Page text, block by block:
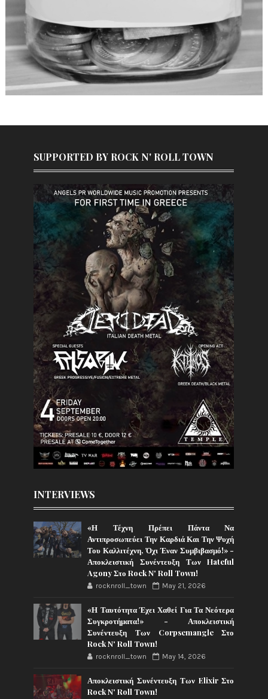
SUPPORTED BY ROCK N' ROLL TOWN
INTERVIEWS
«Η Τέχνη Πρέπει Πάντα Να
Αντιπροσωπεύει Την Καρδιά Και Την Ψυχή
Του Καλλιτέχνη, Όχι Έναν Συμβιβασμό!» -
Αποκλειστική Συνέντευξη Των Hateful
Agony Στο Rock N' Roll Town!
rocknroll_town May 21, 2026
«Η Ταυτότητα Έχει Χαθεί Για Τα Νεότερα
Συγκροτήματα!» - Αποκλειστική
Συνέντευξη Των Corpsemangle Στο
Rock N' Roll Town!
rocknroll_town May 14, 2026
Αποκλειστική Συνέντευξη Των Elixir Στο
Rock N' Roll Town!